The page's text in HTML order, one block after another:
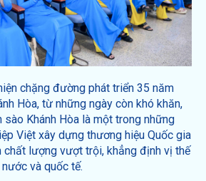
chặng đường phát triển 35 năm
Hòa, từ những ngày còn khó khăn,
sào Khánh Hòa là một trong những
Việt xây dựng thương hiệu Quốc gia
chất lượng vượt trội, khẳng định vị thế
và quốc tế.